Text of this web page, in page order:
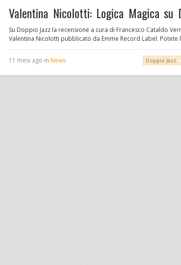
Valentina Nicolotti: Logica Magica su
Su Doppio Jazz la recensione a cura di Francesco Cataldo
Valentina Nicolotti pubblicato da Emme Record Label.
11 mesi ago in News Doppio Jazz